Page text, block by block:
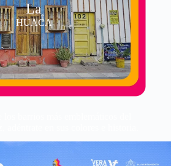
La
HUACA